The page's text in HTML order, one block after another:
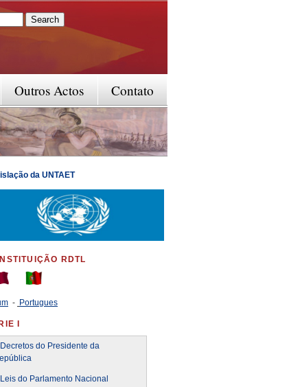
Contato
Outros Actos
da UNTAET
RDTL
- Portugues
I
Decretos do Presidente da
Leis do Parlamento Nacional